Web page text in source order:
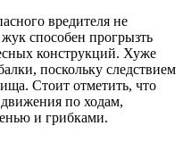
вредителя не
способен прогрызть
конструкций. Хуже
поскольку следствием
Стоит отметить, что
по ходам,
и грибками.